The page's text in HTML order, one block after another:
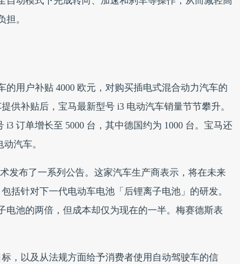
担。
用户补贴 4000 欧元，对购买插电式混合动力汽车的
供补贴后，宝马最新型号 i3 电动汽车销量节节攀升。
订单增长至 5000 台，其中德国约为 1000 台。宝马还
汽车。
发布了一系列公告。这家汽车生产商表示，将在未来
括针对下一代电动车电池「后锂离子电池」的研发。
池的两倍，但成本却仅为现在的一半。梅赛德斯表
，以及从法规方面给予消费者使用自动驾驶车的信